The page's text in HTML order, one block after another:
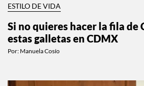
ESTILO DE VIDA
Si no quieres hacer la fila de
estas galletas en CDMX
Por: Manuela Cosío